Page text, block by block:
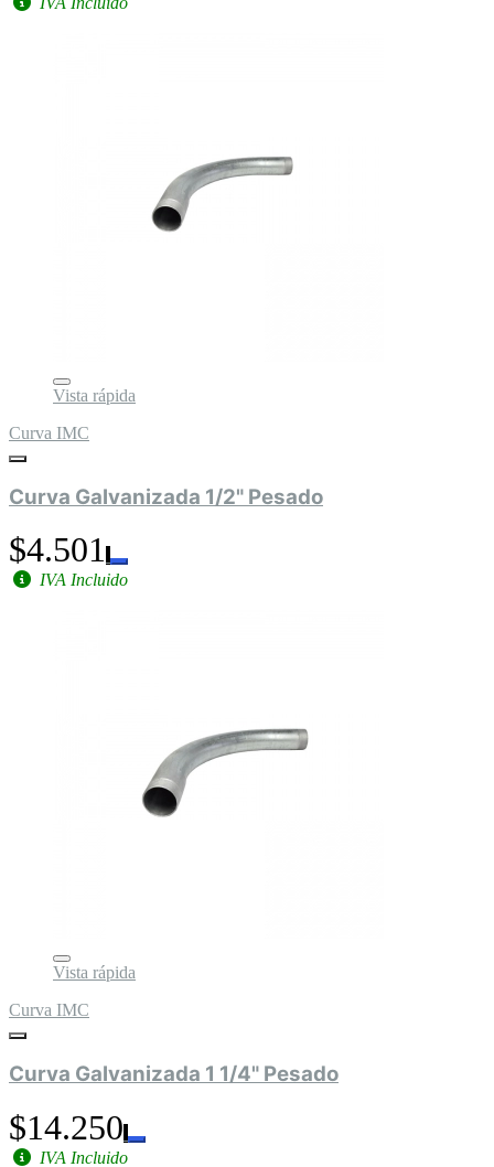
Vista rápida
Curva IMC
Curva Galvanizada 1/2" Pesado
$4.501
IVA Incluido
Vista rápida
Curva IMC
Curva Galvanizada 1 1/4" Pesado
$14.250
IVA Incluido